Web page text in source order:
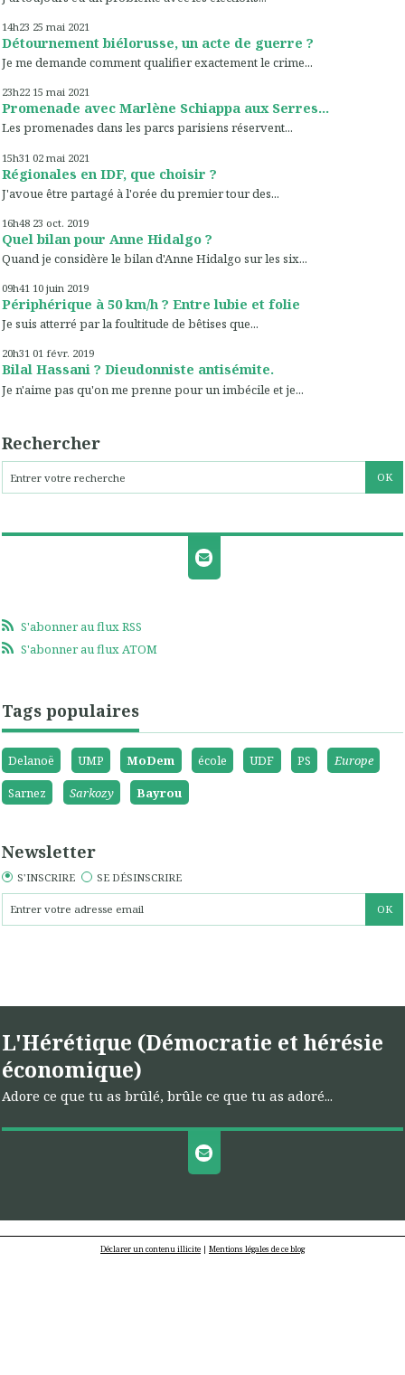
14h23 25 mai 2021
Détournement biélorusse, un acte de guerre ?
Je me demande comment qualifier exactement le crime...
23h22 15 mai 2021
Promenade avec Marlène Schiappa aux Serres...
Les promenades dans les parcs parisiens réservent...
15h31 02 mai 2021
Régionales en IDF, que choisir ?
J'avoue être partagé à l'orée du premier tour des...
16h48 23 oct. 2019
Quel bilan pour Anne Hidalgo ?
Quand je considère le bilan d'Anne Hidalgo sur les six...
09h41 10 juin 2019
Périphérique à 50 km/h ? Entre lubie et folie
Je suis atterré par la foultitude de bêtises que...
20h31 01 févr. 2019
Bilal Hassani ? Dieudonniste antisémite.
Je n'aime pas qu'on me prenne pour un imbécile et je...
Rechercher
S'abonner au flux RSS
S'abonner au flux ATOM
Tags populaires
Delanoë UMP MoDem école UDF PS
Europe
Sarnez
Sarkozy Bayrou
Newsletter
S'INSCRIRE SE DÉSINSCRIRE
L'Hérétique (Démocratie et hérésie
économique)
Adore ce que tu as brûlé, brûle ce que tu as adoré...
Déclarer un contenu illicite | Mentions légales de ce blog